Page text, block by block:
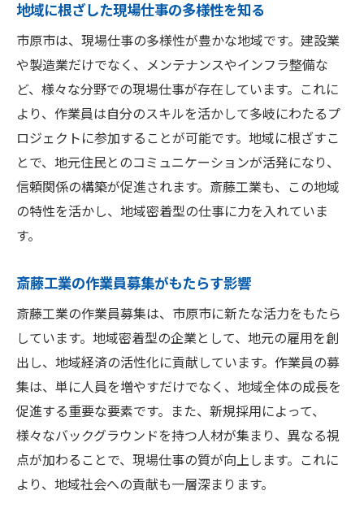
求める人材
求められるスキルと経験とは何か
未来の現場を支えるための人材育成方針
斎藤工業が目指す現場仕事の未来像
市原市で成長を続ける企業の魅力
現場仕事の新しいキャリアパスを探る
市原市での現場仕事に求められる柔軟性
斎藤工業で新たな一歩市原市の現場仕事に参加
斎藤工業でのキャリア形成のステップ
現場仕事のプロフェッショナルになるため
に
斎藤工業の現場で学ぶ実務スキル
市原市での現場仕事がもたらす社会貢献
地域の発展に貢献する仕事のやりがい
作業員募集のポイント市原市で現場仕事の扉を
開く
応募前にチェックすべき現場仕事の条件
地域に根ざした現場仕事の多様性を知る
市原市は、現場仕事の多様性が豊かな地域です。建設業
や製造業だけでなく、メンテナンスやインフラ整備な
ど、様々な分野での現場仕事が存在しています。これに
より、作業員は自分のスキルを活かして多岐にわたるプ
ロジェクトに参加することが可能です。地域に根ざすこ
とで、地元住民とのコミュニケーションが活発になり、
信頼関係の構築が促進されます。斎藤工業も、この地域
の特性を活かし、地域密着型の仕事に力を入れていま
す。
斎藤工業の作業員募集がもたらす影響
斎藤工業の作業員募集は、市原市に新たな活力をもたら
しています。地域密着型の企業として、地元の雇用を創
出し、地域経済の活性化に貢献しています。作業員の募
集は、単に人員を増やすだけでなく、地域全体の成長を
促進する重要な要素です。また、新規採用によって、
様々なバックグラウンドを持つ人材が集まり、異なる視
点が加わることで、現場仕事の質が向上します。これに
より、地域社会への貢献も一層深まります。